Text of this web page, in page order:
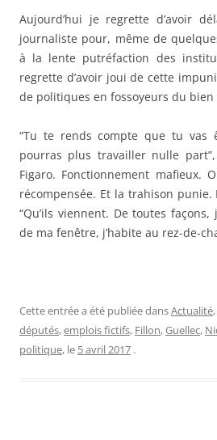
Aujourd’hui je regrette d’avoir
journaliste pour, même de
à la lente putréfaction des
regrette d’avoir joui de cette
de politiques en fossoyeurs du
“Tu te rends compte que tu vas
pourras plus travailler nulle
Figaro. Fonctionnement mafieux.
récompensée. Et la trahison punie.
“Qu’ils viennent. De toutes
de ma fenêtre, j’habite au rez-de-
Cette entrée a été publiée dansActualité
députés,emplois fictifs, Fillon,Guellec,
politique, le 5 avril 2017 .